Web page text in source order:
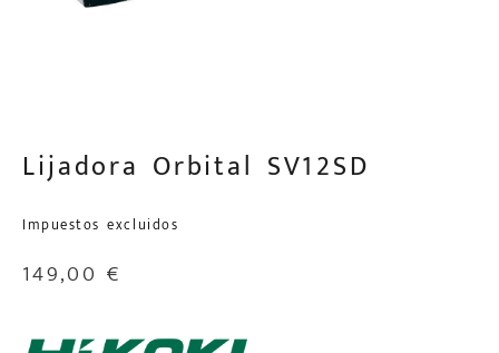
Lijadora Orbital SV12SD
Impuestos excluidos
149,00€